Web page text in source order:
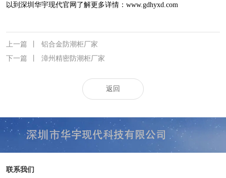
以到深圳华宇现代官网了解更多详情： www.gdhyxd.com
上一篇
铝合金防潮柜厂家
下一篇
漳州精密防潮柜厂家
返回
联系我们